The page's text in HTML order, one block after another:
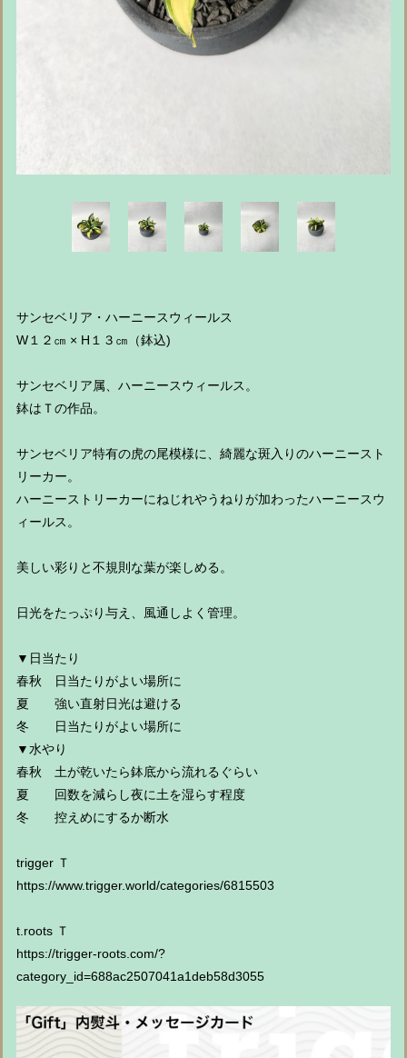
サンセベリア・ハーニースウィールス
W１２㎝ × H１３㎝（鉢込)
サンセベリア属、ハーニースウィールス。
鉢はＴの作品。
サンセベリア特有の虎の尾模様に、綺麗な斑入りのハーニースト
リーカー。
ハーニーストリーカーにねじれやうねりが加わったハーニースウ
ィールス。
美しい彩りと不規則な葉が楽しめる。
日光をたっぷり与え、風通しよく管理。
▼日当たり
春秋 日当たりがよい場所に
夏 強い直射日光は避ける
冬 日当たりがよい場所に
▼水やり
春秋 土が乾いたら鉢底から流れるぐらい
夏 回数を減らし夜に土を湿らす程度
冬 控えめにするか断水
trigger Ｔ
https://www.trigger.world/categories/6815503
t.roots Ｔ
https://trigger-roots.com/?
category_id=688ac2507041a1deb58d3055